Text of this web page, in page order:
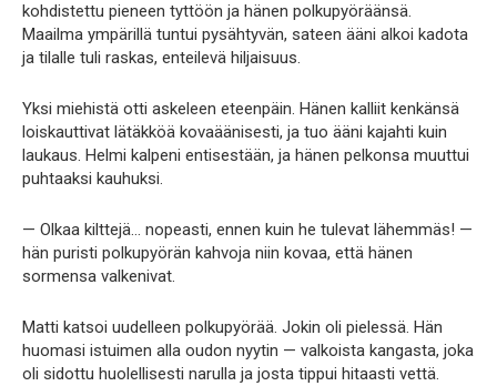
kohdistettu pieneen tyttöön ja hänen polkupyöräänsä.
Maailma ympärillä tuntui pysähtyvän, sateen ääni alkoi kadota
ja tilalle tuli raskas, enteilevä hiljaisuus.
Yksi miehistä otti askeleen eteenpäin. Hänen kalliit kenkänsä
loiskauttivat lätäkköä kovaäänisesti, ja tuo ääni kajahti kuin
laukaus. Helmi kalpeni entisestään, ja hänen pelkonsa muuttui
puhtaaksi kauhuksi.
— Olkaa kilttejä… nopeasti, ennen kuin he tulevat lähemmäs! —
hän puristi polkupyörän kahvoja niin kovaa, että hänen
sormensa valkenivat.
Matti katsoi uudelleen polkupyörää. Jokin oli pielessä. Hän
huomasi istuimen alla oudon nyytin — valkoista kangasta, joka
oli sidottu huolellisesti narulla ja josta tippui hitaasti vettä.